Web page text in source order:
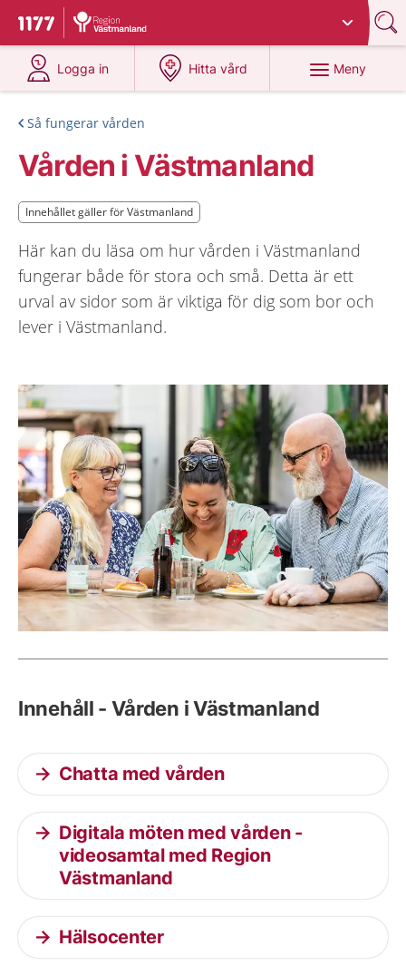
Till startsidan för 1177
Du har valt region
Logga in
på 1177.se
Hitta vård
på 1177.se
Meny
Så fungerar vården
Vården i Västmanland
Innehållet gäller för Västmanland
Innehållet gäller för Västmanland
Här kan du läsa om hur vården i Västmanland
fungerar både för stora och små. Detta är ett
urval av sidor som är viktiga för dig som bor och
lever i Västmanland.
Innehåll - Vården i Västmanland
Chatta med vården
Digitala möten med vården -
videosamtal med Region
Västmanland
Hälsocenter